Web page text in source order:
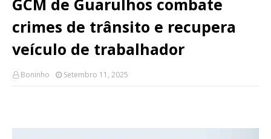
GCM de Guarulhos combate
crimes de trânsito e recupera
veículo de trabalhador
Boninho Setembro 11, 2025